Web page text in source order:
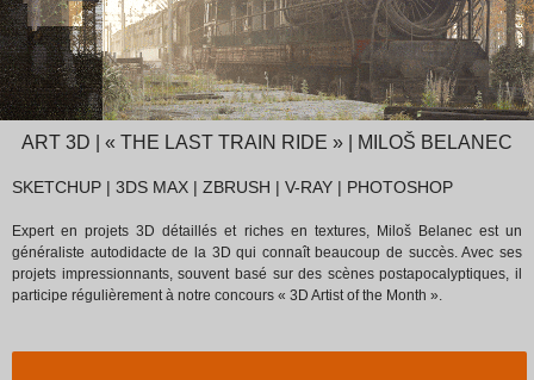
ART 3D | « THE LAST TRAIN RIDE » | MILOŠ BELANEC
SKETCHUP | 3DS MAX | ZBRUSH | V-RAY | PHOTOSHOP
Expert en projets 3D détaillés et riches en textures, Miloš Belanec est un
généraliste autodidacte de la 3D qui connaît beaucoup de succès. Avec ses
projets impressionnants, souvent basé sur des scènes postapocalyptiques, il
participe régulièrement à notre concours « 3D Artist of the Month ».